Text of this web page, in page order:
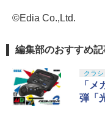
©Edia Co.,Ltd.
編集部のおすすめ記
クラシ
「
弾「